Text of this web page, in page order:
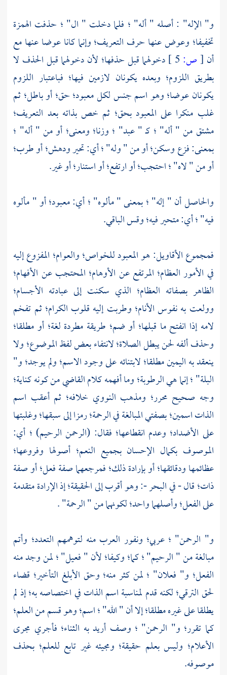
و" الإله" : أصله " أله" ؛ فلما دخلت " ال" ؛ حذفت الهمزة
تخفيفا؛ وعوض عنها حرف التعريف؛ وإنما كانا عوضا عنها مع
أن [ص:
دخولهما قبل حذفها؛ لأن دخولهما قبل الحذف لا
بطريق اللزوم؛ وبعده يكونان لازمين فيها؛ فباعتبار اللزوم
يكونان عوضا؛ وهو اسم جنس لكل معبود؛ حق؛ أو باطل؛ ثم
غلب منكرا على المعبود بحق؛ ثم خص بذاته بعد التعريف؛
مشتق من " أله" ؛ كـ " عبد" ؛ وزنا؛ ومعنى؛ أو من " أله" ؛
بمعنى: فزع وسكن؛ أو من " وله" ؛ أي: تحير ودهش؛ أو طرب؛
أو من " لاه" ؛ احتجب؛ أو ارتفع؛ أو استنار؛ أو غير.
والحاصل أن " إله" ؛ بمعنى " مألوه" ؛ أي: معبود؛ أو " مألوه
فيه" ؛ أي: متحير فيه؛ وقس الباقي.
فمجموع الأقاويل: هو المعبود للخواص؛ والعوام؛ المفزوع إليه
في الأمور العظام؛ المرتفع عن الأوهام؛ المحتجب عن الأفهام؛
الظاهر بصفاته العظام؛ الذي سكنت إلى عبادته الأجسام؛
وولعت به نفوس الأنام؛ وطربت إليه قلوب الكرام؛ ثم تفخم
لامه إذا انفتح ما قبلها؛ أو ضم؛ طريقة مطردة لغة؛ أو مطلقا؛
وحذف ألفه لحن يبطل الصلاة؛ لانتفاء بعض لفظ الموضوع؛ ولا
ينعقد به اليمين مطلقا؛ لابتنائه على وجود الاسم؛ ولم يوجد؛ و"
البلة" ؛ إنما هي الرطوبة؛ وما أفهمه كلام القاضي من كونه كناية؛
وجه صحيح محرر؛ ومذهب النووي خلافه؛ ثم أعقب اسم
الذات اسمين؛ بصفتي المبالغة في الرحمة؛ رمزا إلى سبقها؛ وغلبتها
على الأضداد؛ وعدم انقطاعها؛ فقال: (الرحمن الرحيم) ؛ أي:
الموصوف بكمال الإحسان بجميع النعم؛ أصولها وفروعها؛
عظائمها ودقائقها؛ أو بإرادة ذلك؛ فمرجعهما صفة فعل؛ أو صفة
ذات؛ قال - في البحر -: وهو أقرب إلى الحقيقة؛ إذ الإرادة متقدمة
على الفعل؛ وأصلهما واحد؛ لكونهما من " الرحمة" .
و" الرحمن" ؛ عربي؛ ونفور العرب منه لتوهمهم التعدد؛ وأتم
مبالغة من " الرحيم" ؛ كما؛ وكيفا؛ لأن " فعيل" ؛ لمن وجد منه
الفعل؛ و" فعلان" ؛ لمن كثر منه؛ وحق الأبلغ التأخير؛ قضاء
لحق الترقي؛ لكنه قدم لمناسبة اسم الذات في اختصاصه به؛ إذ لم
يطلقا على غيره مطلقا؛ إلا أن " الله" ؛ اسم؛ وهو قسم من العلم؛
كما تقرر؛ و" الرحمن" ؛ وصف أريد به الثناء؛ فأجري مجرى
الأعلام؛ وليس بعلم حقيقة؛ ومجيئه غير تابع للعلم؛ بحذف
موصوفه.